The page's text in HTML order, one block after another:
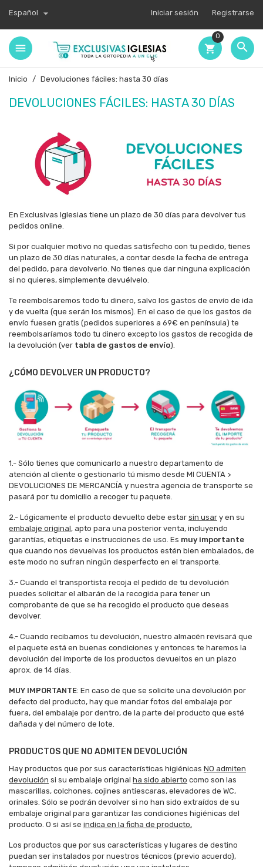
Español  Iniciar sesión Registrarse

shopping_cart
0
Inicio Devoluciones fáciles: hasta 30 días
DEVOLUCIONES FÁCILES: HASTA 30 DÍAS
En Exclusivas Iglesias tiene un plazo de 30 días para devolver tus
pedidos online.
Si por cualquier motivo no quedas satisfecho con tu pedido, tienes
un plazo de 30 días naturales, a contar desde la fecha de entrega
del pedido, para devolverlo. No tienes que dar ninguna explicación
si no quieres, simplemente devuélvelo.
Te reembolsaremos todo tu dinero, salvo los gastos de envío de ida
y de vuelta (que serán los mismos). En el caso de que los gastos de
envío fuesen gratis (pedidos superiores a 69€ en península) te
reembolsaríamos todo tu dinero excepto los gastos de recogida de
la devolución (ver tabla de gastos de envío).
¿CÓMO DEVOLVER UN PRODUCTO?
1.- Sólo tienes que comunicarlo a nuestro departamento de
atención al cliente o gestionarlo tú mismo desde MI CUENTA >
DEVOLUCIONES DE MERCANCÍA y nuestra agencia de transporte se
pasará por tu domicilio a recoger tu paquete.
2.- Lógicamente el producto devuelto debe estar sin usar y en su
embalaje original, apto para una posterior venta, incluyendo
garantías, etiquetas e instrucciones de uso. Es muy importante
que cuando nos devuelvas los productos estén bien embalados, de
este modo no sufran ningún desperfecto en el transporte.
3.- Cuando el transportista recoja el pedido de tu devolución
puedes solicitar el albarán de la recogida para tener un
comprobante de que se ha recogido el producto que deseas
devolver.
4.- Cuando recibamos tu devolución, nuestro almacén revisará que
el paquete está en buenas condiciones y entonces te haremos la
devolución del importe de los productos devueltos en un plazo
aprox. de 14 días.
MUY IMPORTANTE: En caso de que se solicite una devolución por
defecto del producto, hay que mandar fotos del embalaje por
fuera, del embalaje por dentro, de la parte del producto que esté
dañada y del número de lote.
PRODUCTOS QUE NO ADMITEN DEVOLUCIÓN
Hay productos que por sus características higiénicas NO admiten
devolución si su embalaje original ha sido abierto como son las
mascarillas, colchones, cojines antiescaras, elevadores de WC,
orinales. Sólo se podrán devolver si no han sido extraídos de su
embalaje original para garantizar las condiciones higiénicas del
producto. O si así se indica en la ficha de producto,
Los productos que por sus características y lugares de destino
puedan ser instalados por nuestros técnicos (previo acuerdo),